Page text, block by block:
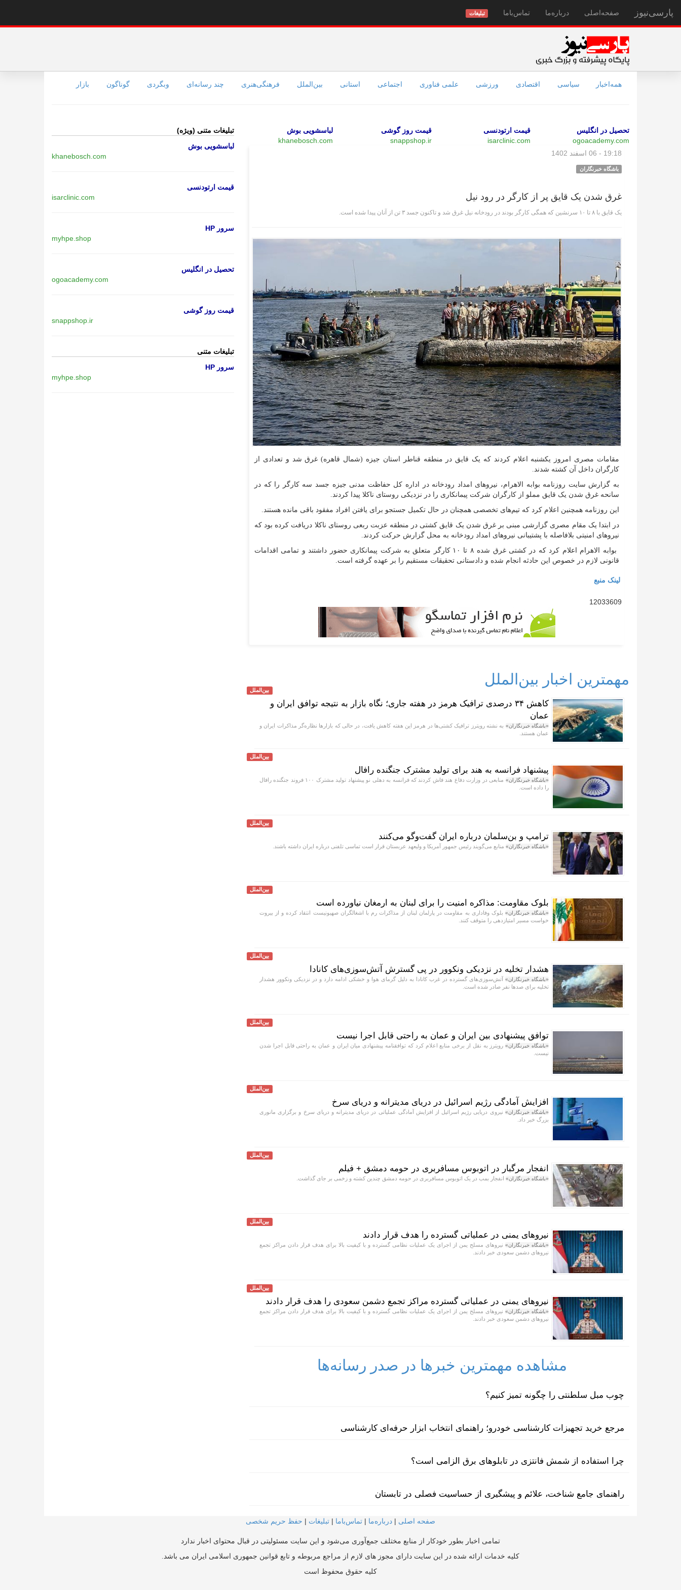
پارسی‌نیوز صفحه‌اصلی درباره‌ما تماس‌با‌ما تبلیغات
همه‌اخبار سیاسی اقتصادی ورزشی علمی فناوری اجتماعی استانی بین‌الملل فرهنگی‌هنری چند رسانه‌ای وبگردی گوناگون بازار
تحصیل در انگلیس
ogoacademy.com
قیمت ارتودنسی
isarclinic.com
قیمت روز گوشی
snappshop.ir
لباسشویی بوش
khanebosch.com
19:18 - 06 اسفند 1402
باشگاه خبرنگاران
غرق شدن یک قایق پر از کارگر در رود نیل
یک قایق با ۸ تا ۱۰ سرنشین که همگی کارگر بودند در رودخانه نیل غرق شد و تاکنون جسد ۳ تن از آنان پیدا شده است.
مقامات مصری امروز یکشنبه اعلام کردند که یک قایق در منطقه قناطر استان جیزه (شمال قاهره) غرق شد و تعدادی از
کارگران داخل آن کشته شدند.
به گزارش سایت روزنامه بوابه الاهرام، نیرو‌های امداد رودخانه در اداره کل حفاظت مدنی جیزه جسد سه کارگر را که در
سانحه غرق شدن یک قایق مملو از کارگران شرکت پیمانکاری را در نزدیکی روستای ناکلا پیدا کردند.
این روزنامه همچنین اعلام کرد که تیم‌های تخصصی همچنان در حال تکمیل جستجو برای یافتن افراد مفقود باقی مانده هستند.
در ابتدا یک مقام مصری گزارشی مبنی بر غرق شدن یک قایق کشتی در منطقه عزبت ربعی روستای ناکلا دریافت کرده بود که
نیرو‌های امنیتی بلافاصله با پشتیبانی نیرو‌های امداد رودخانه به محل گزارش حرکت کردند.
بوابه الاهرام اعلام کرد که در کشتی غرق شده ۸ تا ۱۰ کارگر متعلق به شرکت پیمانکاری حضور داشتند و تمامی اقدامات
قانونی لازم در خصوص این حادثه انجام شده و دادستانی تحقیقات مستقیم را بر عهده گرفته است.
لینک منبع
12033609
مهمترین اخبار بین‌الملل
بین‌الملل
کاهش ۳۴ درصدی ترافیک هرمز در هفته جاری؛ نگاه بازار به نتیجه توافق ایران و
عمان
«باشگاه خبرنگاران» به نشته رویترز ترافیک کشتی‌ها در هرمز این هفته کاهش یافت، در حالی که بازار‌ها نظاره‌گر مذاکرات ایران و
عمان هستند.
بین‌الملل
پیشنهاد فرانسه به هند برای تولید مشترک جنگنده رافال
«باشگاه خبرنگاران»
منابعی در وزارت دفاع هند فاش کردند که فرانسه به دهلی نو پیشنهاد تولید مشترک ۱۰۰ فروند جنگنده رافال
را داده است.
بین‌الملل
ترامپ و بن‌سلمان درباره ایران گفت‌و‌گو می‌کنند
«باشگاه خبرنگاران» منابع می‌گویند رئیس جمهور آمریکا و ولیعهد عربستان قرار است تماسی تلفنی درباره ایران داشته باشند.
بین‌الملل
بلوک مقاومت: مذاکره امنیت را برای لبنان به ارمغان نیاورده است
«باشگاه خبرنگاران» بلوک وفاداری به مقاومت در پارلمان لبنان از مذاکرات رم با اشغالگران صهیونیست انتقاد کرده و از بیروت
خواست مسیر امتیازدهی را متوقف کنند.
بین‌الملل
هشدار تخلیه در نزدیکی ونکوور در پی گسترش آتش‌سوزی‌های کانادا
«باشگاه خبرنگاران» آتش‌سوزی‌های گسترده در غرب کانادا به دلیل گرمای هوا و خشکی ادامه دارد و در نزدیکی ونکوور هشدار
تخلیه برای صد‌ها نفر صادر شده است.
بین‌الملل
توافق پیشنهادی بین ایران و عمان به راحتی قابل اجرا نیست
«باشگاه خبرنگاران»رویترز به نقل از برخی منابع اعلام کرد که توافقنامه پیشنهادی میان ایران و عمان به راحتی قابل اجرا شدن
نیست.
بین‌الملل
افزایش آمادگی رژیم اسرائیل در دریای مدیترانه و دریای سرخ
«باشگاه خبرنگاران» نیروی دریایی رژیم اسرائیل از افزایش آمادگی عملیاتی در دریای مدیترانه و دریای سرخ و برگزاری مانوری
بزرگ خبر داد.
بین‌الملل
انفجار مرگبار در اتوبوس مسافربری در حومه دمشق + فیلم
«باشگاه خبرنگاران» انفجار بمب در یک اتوبوس مسافربری در حومه دمشق چندین کشته و زخمی بر جای گذاشت.
بین‌الملل
نیرو‌های یمنی در عملیاتی گسترده را هدف قرار دادند
«باشگاه خبرنگاران» نیرو‌های مسلح یمن از اجرای یک عملیات نظامی گسترده و با کیفیت بالا برای هدف قرار دادن مراکز تجمع
نیرو‌های دشمن سعودی خبر دادند.
بین‌الملل
نیرو‌های یمنی در عملیاتی گسترده مراکز تجمع دشمن سعودی را هدف قرار دادند
«باشگاه خبرنگاران» نیرو‌های مسلح یمن از اجرای یک عملیات نظامی گسترده و با کیفیت بالا برای هدف قرار دادن مراکز تجمع
نیرو‌های دشمن سعودی خبر دادند.
مشاهده مهمترین خبرها در صدر رسانه‌ها
چوب مبل سلطنتی را چگونه تمیز کنیم؟
مرجع خرید تجهیزات کارشناسی خودرو؛ راهنمای انتخاب ابزار حرفه‌ای کارشناسی
چرا استفاده از شمش فانتزی در تابلوهای برق الزامی است؟
راهنمای جامع شناخت، علائم و پیشگیری از حساسیت فصلی در تابستان
تبلیغات متنی (ویژه)
لباسشویی بوش
khanebosch.com
قیمت ارتودنسی
isarclinic.com
سرور HP
myhpe.shop
تحصیل در انگلیس
ogoacademy.com
قیمت روز گوشی
snappshop.ir
تبلیغات متنی
سرور HP
myhpe.shop
صفحه اصلی | درباره‌ما | تماس‌با‌ما | تبلیغات | حفظ حریم شخصی
تمامی اخبار بطور خودکار از منابع مختلف جمع‌آوری می‌شود و این سایت مسئولیتی در قبال محتوای اخبار ندارد
کلیه خدمات ارائه شده در این سایت دارای مجوز های لازم از مراجع مربوطه و تابع قوانین جمهوری اسلامی ایران می باشد.
کلیه حقوق محفوظ است